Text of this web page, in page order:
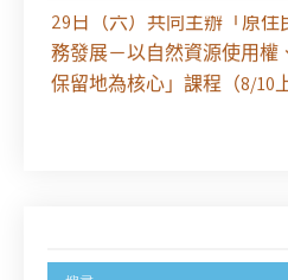
29日（六）共同主辦「原
務發展－以自然資源使用權
保留地為核心」課程（8/10
之分公司及商業應參加「勞